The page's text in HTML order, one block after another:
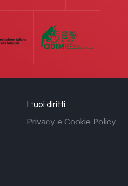
I tuoi diritti
Privacy e Cookie Policy